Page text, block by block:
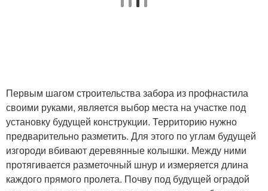
Первым шагом строительства забора из профнастила
своими руками, является выбор места на участке под
установку будущей конструкции. Территорию нужно
предварительно разметить. Для этого по углам будущей
изгороди вбивают деревянные колышки. Между ними
протягивается разметочный шнур и измеряется длина
каждого прямого пролета. Почву под будущей оградой